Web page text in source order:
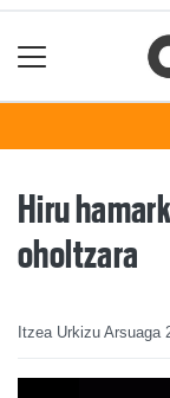
Hiru
oholtzara
Itzea Urkizu Arsuaga